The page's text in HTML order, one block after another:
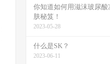
你知道如何用滋沫玻尿
肤秘笈！
2023-05-28
什么是SK？
2023-06-11